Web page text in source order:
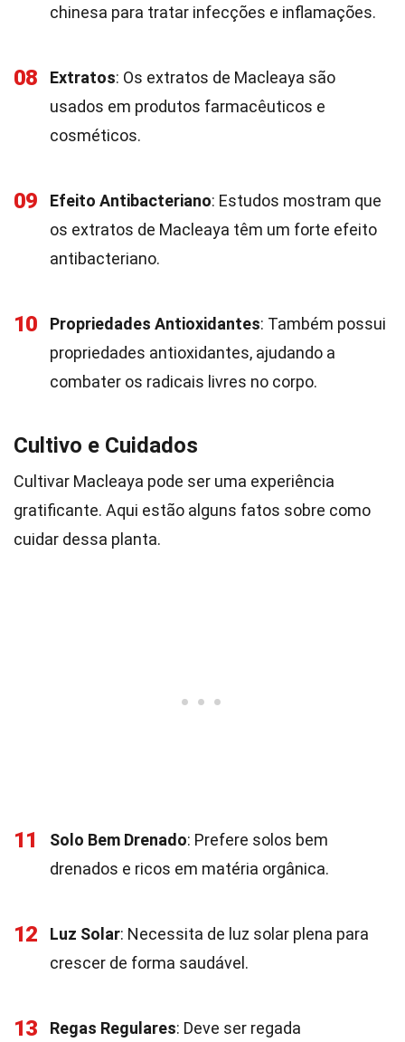
chinesa para tratar infecções e inflamações.
08 Extratos: Os extratos de Macleaya são
usados em produtos farmacêuticos e
cosméticos.
09 Efeito Antibacteriano: Estudos mostram que
os extratos de Macleaya têm um forte efeito
antibacteriano.
10 Propriedades Antioxidantes: Também possui
propriedades antioxidantes, ajudando a
combater os radicais livres no corpo.
Cultivo e Cuidados
Cultivar Macleaya pode ser uma experiência
gratificante. Aqui estão alguns fatos sobre como
cuidar dessa planta.
11 Solo Bem Drenado: Prefere solos bem
drenados e ricos em matéria orgânica.
12 Luz Solar: Necessita de luz solar plena para
crescer de forma saudável.
13 Regas Regulares: Deve ser regada